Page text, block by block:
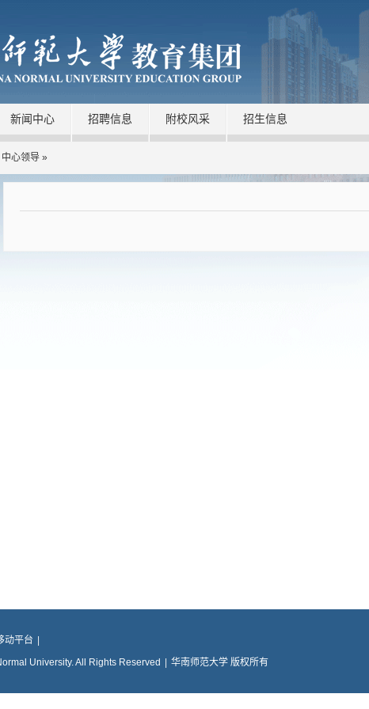
新闻中心 招聘信息 附校风采 招生信息
中心领导 »
动平台
University. All Rights Reserved
华南师范大学 版权所有